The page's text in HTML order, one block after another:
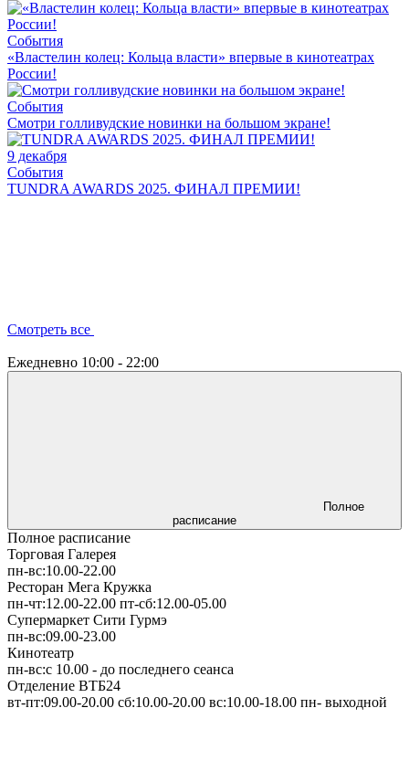
События
«Властелин колец: Кольца власти» впервые в кинотеатрах
России!
События
Смотри голливудские новинки на большом экране!
9 декабря
События
TUNDRA AWARDS 2025. ФИНАЛ ПРЕМИИ!
Смотреть все
Ежедневно 10:00 - 22:00
Полное
расписание
Полное расписание
Торговая Галерея
пн-вс:10.00-22.00
Ресторан Мега Кружка
пн-чт:12.00-22.00 пт-сб:12.00-05.00
Супермаркет Сити Гурмэ
пн-вс:09.00-23.00
Кинотеатр
пн-вс:с 10.00 - до последнего сеанса
Отделение ВТБ24
вт-пт:09.00-20.00 сб:10.00-20.00 вс:10.00-18.00 пн- выходной